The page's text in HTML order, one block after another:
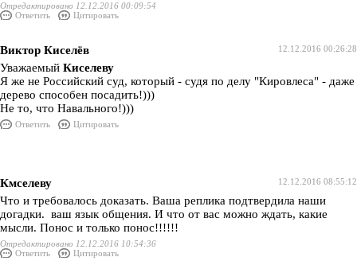
Отредактировано 12.12.2016 00:09:54
Ответить
Цитировать
12.12.2016 00:26:28
Виктор Киселёв
Уважаемый Киселеву
Я же не Российский суд, который - судя по делу "Кировлеса" - даже
дерево способен посадить!)))
Не то, что Навального!)))
Ответить Цитировать
12.12.2016 08:55:12
Кмселеву
Что и требовалось доказать. Ваша реплика подтвердила наши
догадки. ваш язык общения. И что от вас можно ждать, какие
мысли. Понос и только понос!!!!!!
Отредактировано 12.12.2016 10:54:36
Ответить
Цитировать